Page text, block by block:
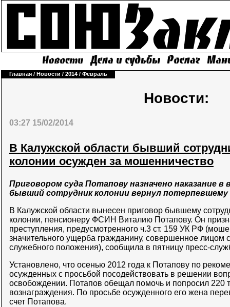
Главная / Новости / 2014 / Февраль
Новости:
03:27 15/02/2014
В Калужской области бывший
колонии осужден за мошенничество
Приговором суда Потапову назначено наказание
бывший сотрудник колонии вернул потерпевшему
В Калужской области вынесен приговор бывшему
колонии, пенсионеру ФСИН Виталию Потапову. Он
преступления, предусмотренного ч.3 ст. 159 УК РФ
значительного ущерба гражданину, совершенное лицом
служебного положения), сообщила в пятницу пресс-
Установлено, что осенью 2012 года к Потапову по
осужденных с просьбой посодействовать в решении
освобождении. Потапов обещал помочь и попросил 220
вознаграждения. По просьбе осужденного его жена
счет Потапова.